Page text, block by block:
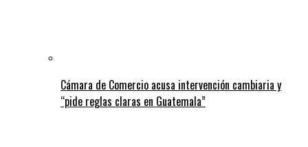
Cámara de Comercio acusa intervención cambiaria y
“pide reglas claras en Guatemala”